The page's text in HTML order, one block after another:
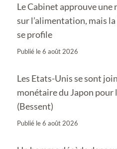
Le Cabinet approuve
sur l’alimentation, mais
se profile
Publié le6 août 2026
Les Etats-Unis se sont
monétaire du Japon pour
(Bessent)
Publié le6 août 2026